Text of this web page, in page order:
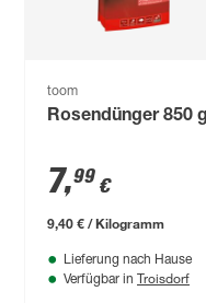
toom
Rosendünger 850 g
7,99 €
9,40 € / Kilogramm
Lieferung nach Hause
Verfügbar in Troisdorf